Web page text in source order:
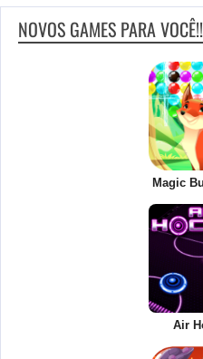
NOVOS GAMES PARA
Magic
Air